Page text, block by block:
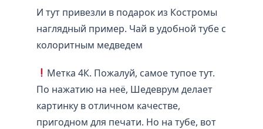
И тут привезли в подарок из Костромы
наглядный пример. Чай в удобной тубе с
колоритным медведем
Метка 4К. Пожалуй, самое тупое тут.
По нажатию на неё, Шедеврум делает
картинку в отличном качестве,
пригодном для печати. Но на тубе, вот